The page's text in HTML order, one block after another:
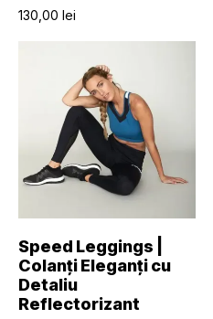
130,00 lei
SELECTEAZĂ OPȚIUNILE
Speed Leggings |
Colanți Eleganți cu
Detaliu
Reflectorizant